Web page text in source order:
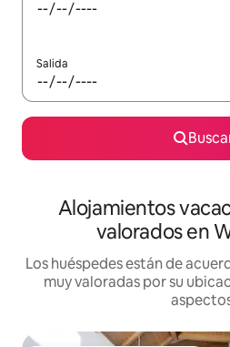
Salida
Alojamientos
valorados en
Los huéspedes están de
muy valoradas por su